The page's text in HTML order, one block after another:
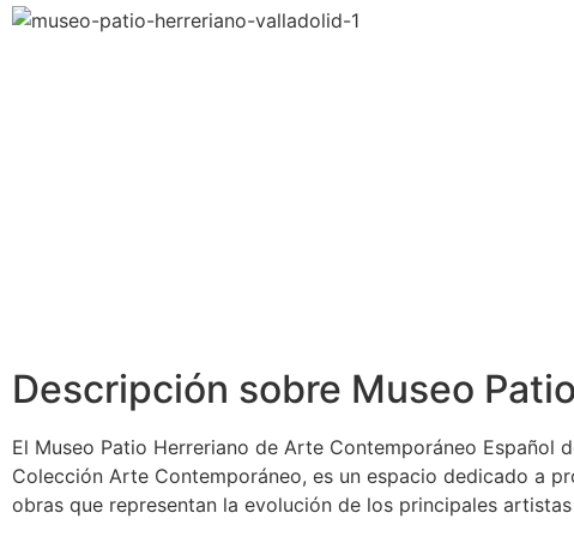
Descripción sobre Museo
El Museo Patio Herreriano de Arte Contemporáneo
Colección Arte Contemporáneo, es un espacio dedicado a
obras que representan la evolución de los principales